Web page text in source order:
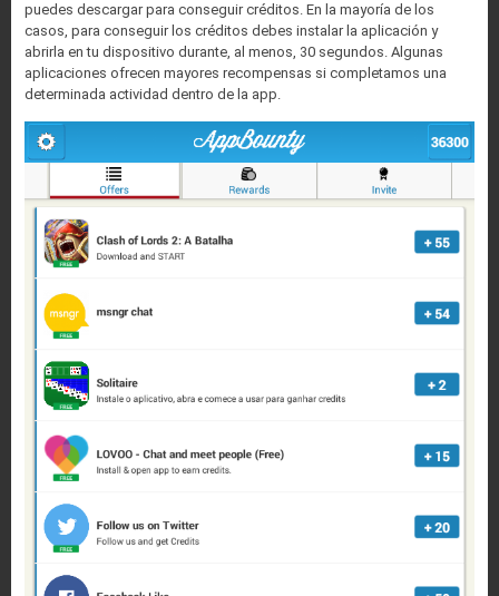
puedes descargar para conseguir créditos. En la mayoría de los
casos, para conseguir los créditos debes instalar la aplicación y
abrirla en tu dispositivo durante, al menos, 30 segundos. Algunas
aplicaciones ofrecen mayores recompensas si completamos una
determinada actividad dentro de la app.